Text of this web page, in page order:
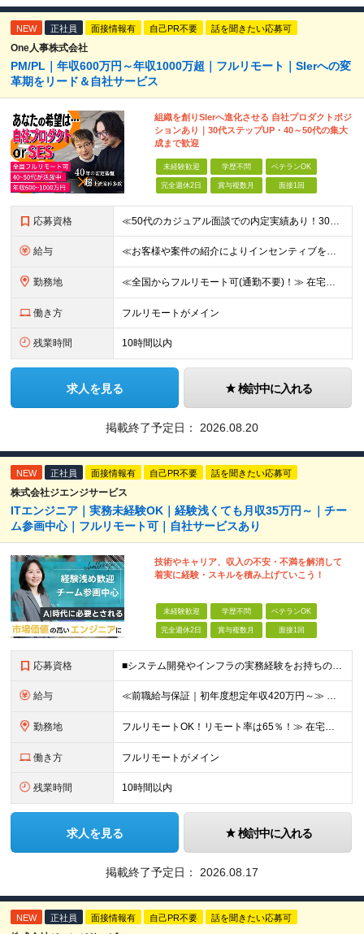
NEW 正社員 面接情報有 自己PR不要 話を聞きたい応募可
One人事株式会社
PM/PL｜年収600万円～年収1000万超｜フルリモート｜SIerへの変
革期をリード＆自社サービス
組織を創りSIerへ進化させる 自社プロダクトポジ
ションあり｜30代ステップUP・40～50代の集大
成まで歓迎
未経験歓迎 学歴不問 ベテランOK
完全週休2日 賞与複数月 面接1回
応募資格 ≪50代のカジュアル面談での内定実績あり！30代〜50代活躍中≫ ■学歴不問 ■国籍不問 ■PMやPL、チームリーダー、サブリーダーなどマネジメントの経験をお持ちの方 ★「マネジメント未経験だけど今後
給与 ≪お客様や案件の紹介によりインセンティブを支給！≫ 月給40万円以上＋賞与年2回＋インセンティブ ◎経験やスキルを考慮の上、優遇します ◎上記月給は固定残業代月45時間分(月額9万1040円以上)
勤務地 ≪全国からフルリモート可(通勤不要)！≫ 在宅勤務、または首都圏を中心とするお客様先 ★転勤はありません ■本社 東京都品川区南大井6-26-2 大森ベルポートB館8F
働き方 フルリモートがメイン
残業時間 10時間以内
求人を見る 検討中に入れる
掲載終了予定日： 2026.08.20
NEW 正社員 面接情報有 自己PR不要 話を聞きたい応募可
株式会社ジエンジサービス
ITエンジニア｜実務未経験OK｜経験浅くても月収35万円～｜チー
ム参画中心｜フルリモート可｜自社サービスあり
技術やキャリア、収入の不安・不満を解消して
着実に経験・スキルを積み上げていこう！
未経験歓迎 学歴不問 ベテランOK
完全週休2日 賞与複数月 面接1回
応募資格 ■システム開発やインフラの実務経験をお持ちの方（言語・工程・年数不問） ■学歴不問 ┗システムサポートや運用保守・テスターなど幅広い経験の方も歓迎します！ ┗独学や実務未経験者といった方からの応募も歓
給与 ≪前職給与保証｜初年度想定年収420万円～≫ 月給35万円以上＋決算賞与＋交通費 ※スキル・経験を考慮の上、優遇します ※上記月給には固定残業代月20時間分(4万5000円以上)を含みます。超過し
勤務地 フルリモートOK！リモート率は65％！≫ 在宅勤務または東京・神奈川・埼玉・千葉のお客様先での勤務 ■本社 東京都港区芝2-22-15 STKビル 1F (変更の範囲)上記を除く当社関連勤務地
働き方 フルリモートがメイン
残業時間 10時間以内
求人を見る 検討中に入れる
掲載終了予定日： 2026.08.17
NEW 正社員 面接情報有 自己PR不要 話を聞きたい応募可